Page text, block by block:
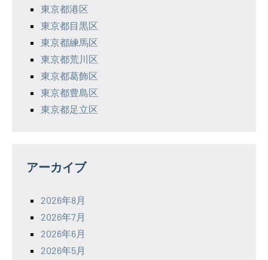
東京都港区
東京都目黒区
東京都練馬区
東京都荒川区
東京都葛飾区
東京都豊島区
東京都足立区
アーカイブ
2026年8月
2026年7月
2026年6月
2026年5月